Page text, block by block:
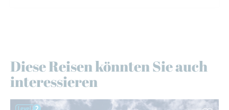
Diese Reisen könnten Sie auch
interessieren